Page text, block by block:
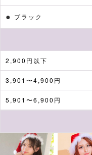
● ブラック
2,900円以下
3,901〜4,900円
5,901〜6,900円